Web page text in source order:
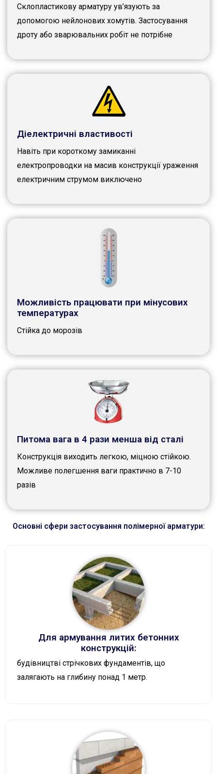
Склопластикову арматуру ув’язують за
допомогою нейлонових хомутів. Застосування
дроту або зварювальних робіт не потрібне
Діелектричні властивості
Навіть при короткому замиканні
електропроводки на масив конструкції ураження
електричним струмом виключено
Можливість працювати при мінусових
температурах
Стійка до морозів
Питома вага в 4 рази менша від сталі
Конструкція виходить легкою, міцною стійкою.
Можливе полегшення ваги практично в 7-10
разів
Основні сфери застосування полімерної арматури:
Для армування литих бетонних
конструкцій:
будівництві стрічкових фундаментів, що
залягають на глибину понад 1 метр.